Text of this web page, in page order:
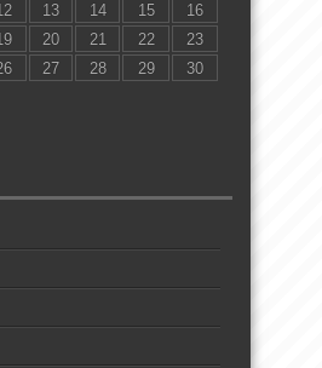
13 14 15
16
20 21 22
23
27 28 29
30